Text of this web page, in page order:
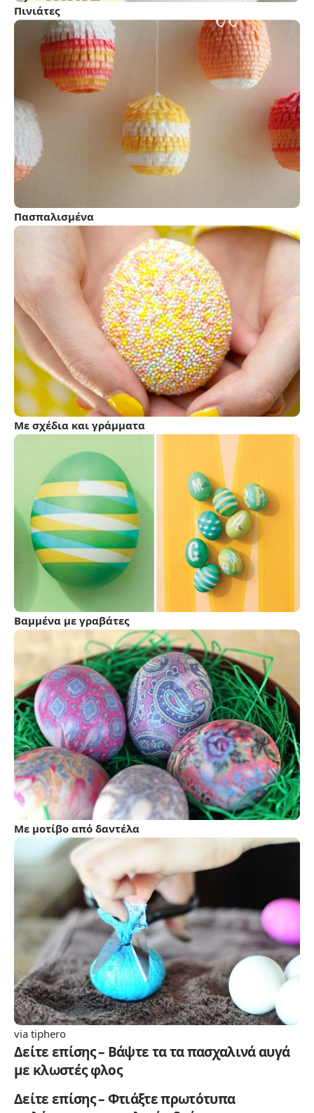
Πινιάτες
Πασπαλισμένα
Με σχέδια και γράμματα
Βαμμένα με γραβάτες
Με μοτίβο από δαντέλα
via tiphero
Δείτε επίσης – Βάψτε τα τα πασχαλινά αυγά
με κλωστές φλος
Δείτε επίσης – Φτιάξτε πρωτότυπα